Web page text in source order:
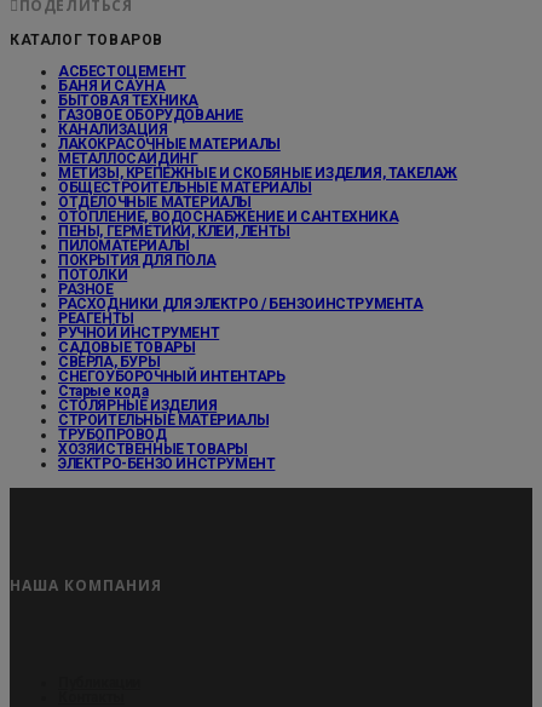
ПОДЕЛИТЬСЯ
КАТАЛОГ ТОВАРОВ
АСБЕСТОЦЕМЕНТ
БАНЯ И САУНА
БЫТОВАЯ ТЕХНИКА
ГАЗОВОЕ ОБОРУДОВАНИЕ
КАНАЛИЗАЦИЯ
ЛАКОКРАСОЧНЫЕ МАТЕРИАЛЫ
МЕТАЛЛОСАЙДИНГ
МЕТИЗЫ, КРЕПЕЖНЫЕ И СКОБЯНЫЕ ИЗДЕЛИЯ, ТАКЕЛАЖ
ОБЩЕСТРОИТЕЛЬНЫЕ МАТЕРИАЛЫ
ОТДЕЛОЧНЫЕ МАТЕРИАЛЫ
ОТОПЛЕНИЕ, ВОДОСНАБЖЕНИЕ И САНТЕХНИКА
ПЕНЫ, ГЕРМЕТИКИ, КЛЕИ, ЛЕНТЫ
ПИЛОМАТЕРИАЛЫ
ПОКРЫТИЯ ДЛЯ ПОЛА
ПОТОЛКИ
РАЗНОЕ
РАСХОДНИКИ ДЛЯ ЭЛЕКТРО / БЕНЗОИНСТРУМЕНТА
РЕАГЕНТЫ
РУЧНОЙ ИНСТРУМЕНТ
САДОВЫЕ ТОВАРЫ
СВЕРЛА, БУРЫ
СНЕГОУБОРОЧНЫЙ ИНТЕНТАРЬ
Старые кода
СТОЛЯРНЫЕ ИЗДЕЛИЯ
СТРОИТЕЛЬНЫЕ МАТЕРИАЛЫ
ТРУБОПРОВОД
ХОЗЯЙСТВЕННЫЕ ТОВАРЫ
ЭЛЕКТРО-БЕНЗО ИНСТРУМЕНТ
НАША КОМПАНИЯ